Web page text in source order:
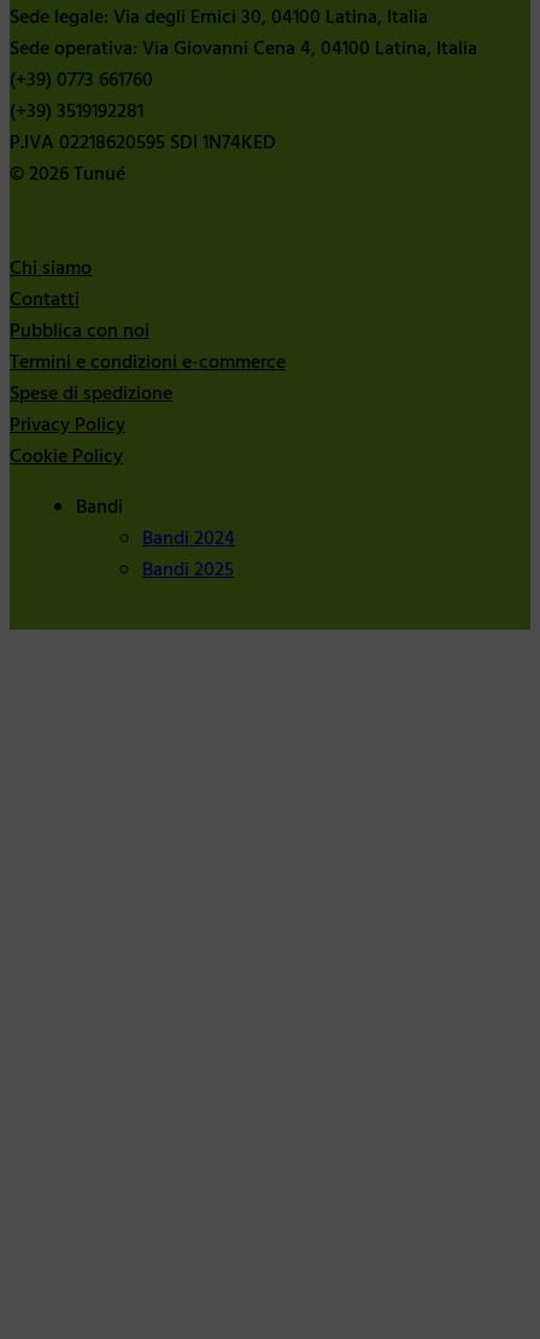
Sede legale: Via degli Ernici 30, 04100 Latina, Italia
Sede operativa: Via Giovanni Cena 4, 04100 Latina, Italia
(+39) 0773 661760
(+39) 3519192281
P.IVA 02218620595 SDI 1N74KED
© 2026 Tunué
Chi siamo
Contatti
Pubblica con noi
Termini e condizioni e-commerce
Spese di spedizione
Privacy Policy
Cookie Policy
Bandi
Bandi 2024
Bandi 2025